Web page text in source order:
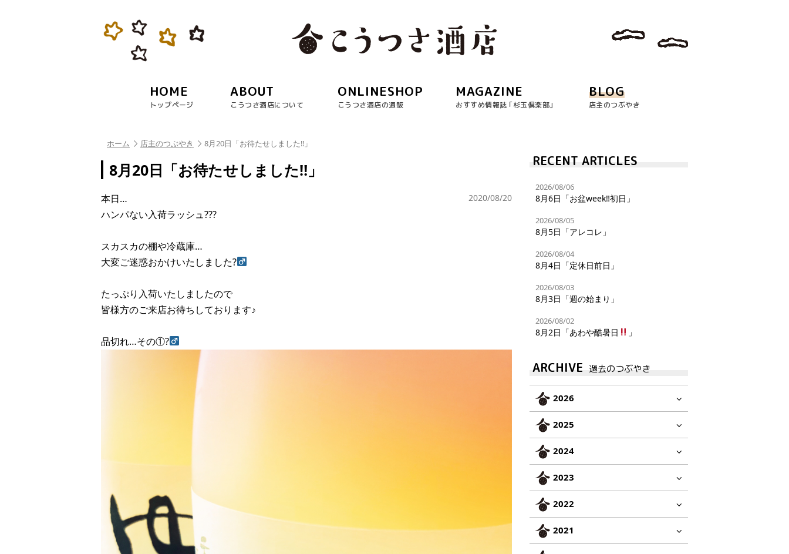
HOME
トップページ
ABOUT
こうつさ酒店について
ONLINESHOP
こうつさ酒店の通販
MAGAZINE
おすすめ情報誌 ｢杉玉倶楽部｣
BLOG
店主のつぶやき
ホーム 店主のつぶやき 8月20日「お待たせしました‼︎」
8月20日「お待たせしました‼︎」
2020/08/20
本日…
ハンパない入荷ラッシュ???
スカスカの棚や冷蔵庫…
大変ご迷惑おかけいたしました?‍
たっぷり入荷いたしましたので
皆様方のご来店お待ちしております♪
品切れ…その①?‍
RECENT ARTICLES
2026/08/06
8月6日「お盆week‼︎初日」
2026/08/05
8月5日「アレコレ」
2026/08/04
8月4日「定休日前日」
2026/08/03
8月3日「週の始まり」
2026/08/02
8月2日「あわや酷暑日 」
ARCHIVE 過去のつぶやき
2026
2025
2024
2023
2022
2021